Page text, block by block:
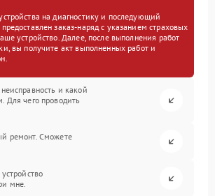
на диагностику и последующий
заказ-наряд с указанием страховых
устройство. Далее, после выполнения работ
вы получите акт выполненных работ и
и какой
Для чего проводить
ремонт. Сможете
мне.